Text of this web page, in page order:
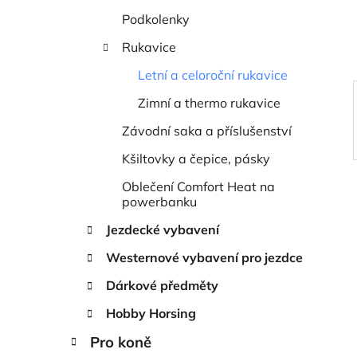
Podkolenky
Rukavice
Letní a celoroční rukavice
Zimní a thermo rukavice
Závodní saka a příslušenství
Kšiltovky a čepice, pásky
Oblečení Comfort Heat na
powerbanku
Jezdecké vybavení
Westernové vybavení pro jezdce
Dárkové předměty
Hobby Horsing
Pro koně